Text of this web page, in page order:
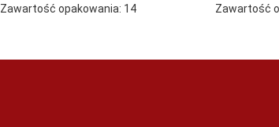
Zawartość opakowania: 14
Zawartość